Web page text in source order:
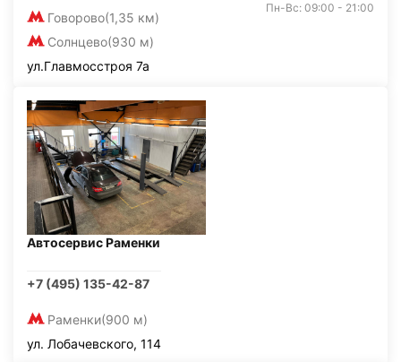
Говорово(1,35 км)
Солнцево(930 м)
Пн-Вс: 09:00 - 21:00
ул.Главмосстроя 7а
Автосервис Раменки
+7 (495) 135-42-87
Раменки(900 м)
ул. Лобачевского, 114